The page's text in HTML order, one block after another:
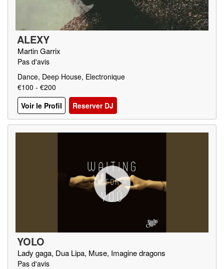
ALEXY
Martin Garrix
Pas d'avis
Dance, Deep House, Electronique
€100 - €200
Voir le Profil
Reserver DJ
YOLO
Lady gaga, Dua Lipa, Muse, Imagine dragons
Pas d'avis